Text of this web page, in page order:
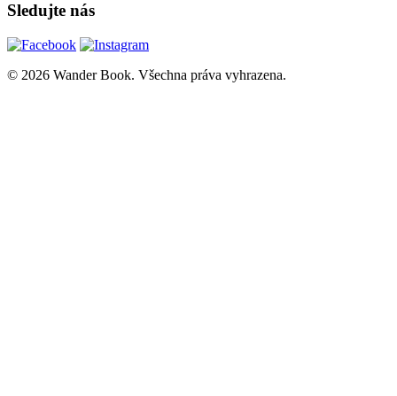
Sledujte nás
© 2026 Wander Book. Všechna práva vyhrazena.